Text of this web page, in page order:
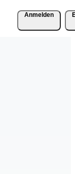
Anmelden